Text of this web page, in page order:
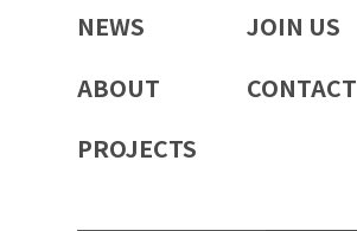
NEWS
ABOUT
PROJECTS
JOIN US
CONTACT